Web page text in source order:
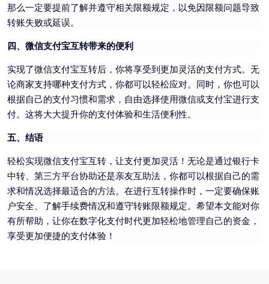
那么一定要提前了解并遵守相关限额规定，以免因限额问题导致
转账失败或延误。
四、微信支付宝互转带来的便利
实现了微信支付宝互转后，你将享受到更加灵活的支付方式。无
论商家支持哪种支付方式，你都可以轻松应对。同时，你也可以
根据自己的支付习惯和需求，自由选择使用微信或支付宝进行支
付。这将大大提升你的支付体验和生活便利性。
五、结语
轻松实现微信支付宝互转，让支付更加灵活！无论是通过银行卡
中转、第三方平台协助还是亲友互助法，你都可以根据自己的需
求和情况选择最适合的方法。在进行互转操作时，一定要确保账
户安全、了解手续费情况和遵守转账限额规定。希望本文能对你
有所帮助，让你在数字化支付时代更加轻松地管理自己的资金，
享受更加便捷的支付体验！